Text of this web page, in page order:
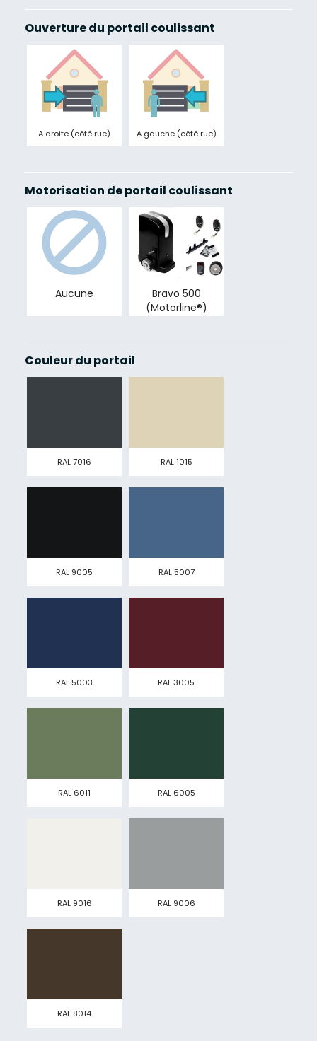
Ouverture du portail coulissant
A droite (côté rue) A gauche (côté rue)
Motorisation de portail coulissant
Aucune
Bravo 500
(Motorline®)
Couleur du portail
RAL 7016 RAL 1015
RAL 9005 RAL 5007
RAL 5003 RAL 3005
RAL 6011 RAL 6005
RAL 9016 RAL 9006
RAL 8014